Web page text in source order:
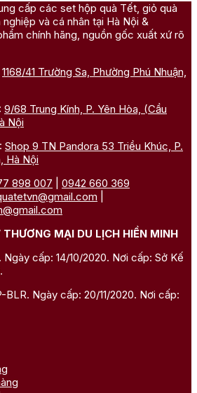
cấp các set hộp quà Tết, giỏ quà
và cá nhân tại Hà Nội &
chính hãng, nguồn gốc xuất xứ rõ
1168/41 Trường Sa, Phường Phú Nhuận,
9/68 Trung Kính, P. Yên Hòa, (Cầu
Nội
Shop 9 TN Pandora 53 Triều Khúc, P.
Hà Nội
898 007
0942 660 369
MẠI DU LỊCH HIỀN MINH
cấp: 14/10/2020. Nơi cấp: Sở Kế
BLR. Ngày cấp: 20/11/2020. Nơi cấp: